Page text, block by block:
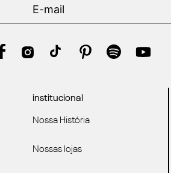
institucional
Nossa História
Nossas lojas